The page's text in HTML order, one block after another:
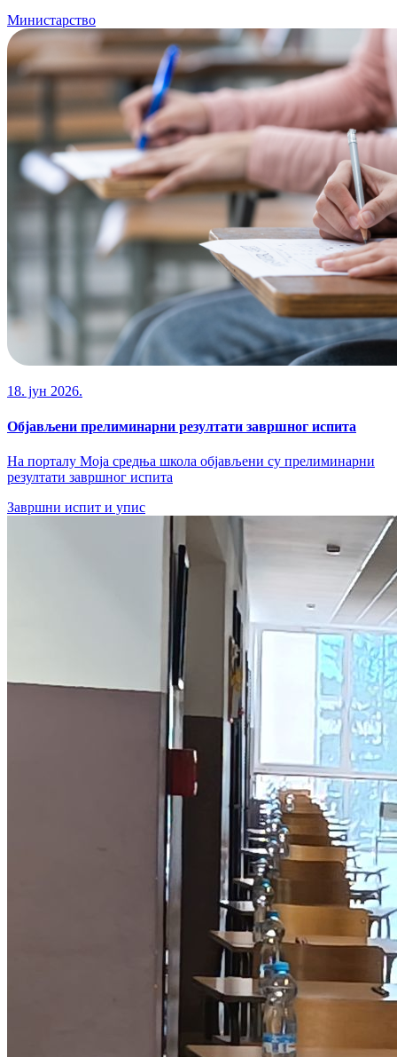
Министарство
18. јун 2026.
Објављени прелиминарни резултати завршног испита
На порталу Моја средња школа објављени су прелиминарни
резултати завршног испита
Завршни испит и упис